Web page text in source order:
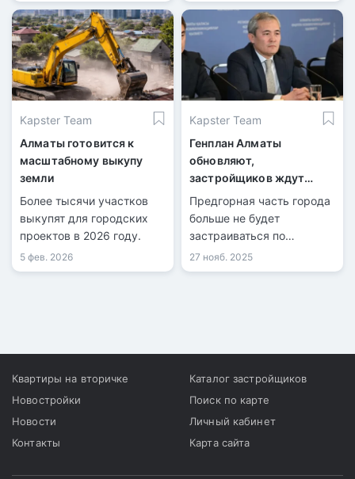
Kapster Team
Алматы готовится к
масштабному выкупу
земли
Более тысячи участков
выкупят для городских
проектов в 2026 году.
5 фев. 2026
Kapster Team
Генплан Алматы
обновляют,
застройщиков ждут
новые ограничения
Предгорная часть города
больше не будет
застраиваться по
прежним нормам.
27 нояб. 2025
Квартиры на вторичке
Новостройки
Новости
Контакты
Каталог застройщиков
Поиск по карте
Личный кабинет
Карта сайта